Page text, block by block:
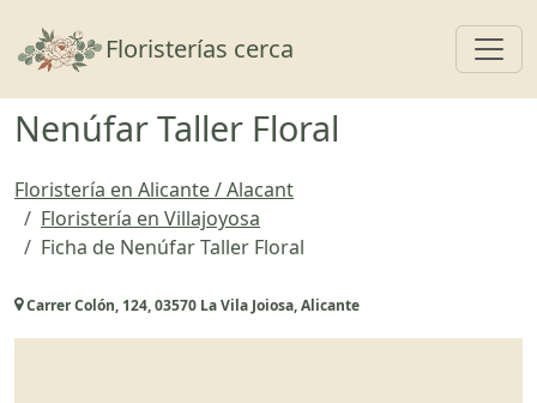
Floristerías cerca
Nenúfar Taller Floral
Floristería en Alicante / Alacant
Floristería en Villajoyosa
Ficha de Nenúfar Taller Floral
Carrer Colón, 124, 03570 La Vila Joiosa, Alicante